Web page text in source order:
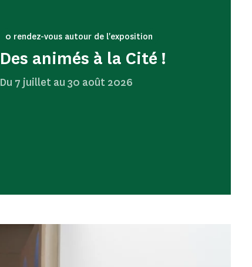
Des animés à la Cité !
0 rendez-vous autour de l'exposition
Du 7 juillet au 30 août 2026